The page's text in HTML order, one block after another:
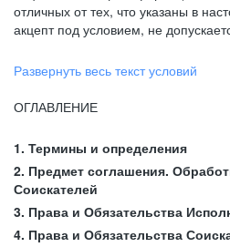
отличных от тех, что указаны в
акцепт под условием, не
Развернуть весь текст условий
ОГЛАВЛЕНИЕ
1. Термины и определения
2. Предмет соглашения.
Соискателей
3. Права и Обязательства
4. Права и Обязательства